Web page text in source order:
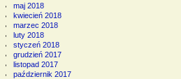
maj 2018
kwiecień 2018
marzec 2018
luty 2018
styczeń 2018
grudzień 2017
listopad 2017
październik 2017